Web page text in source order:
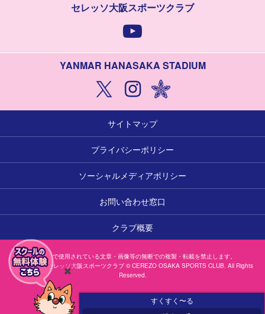
セレッソ大阪スポーツクラブ
YANMAR HANASAKA STADIUM
サイトマップ
プライバシーポリシー
ソーシャルメディアポリシー
お問い合わせ窓口
クラブ概要
本サイトで使用されている文章・画像等の無断での複製・転載を禁止します。
一般社団法人セレッソ大阪スポーツクラブ © CEREZO OSAKA SPORTS CLUB. All Rights
Reserved.
閉
じ
すくすく〜る